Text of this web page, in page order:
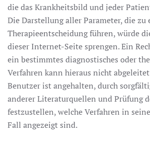
die das Krankheitsbild und jeder
Die Darstellung aller Parameter, die zu
Therapieentscheidung führen, würde
dieser Internet-Seite sprengen. Ein
ein bestimmtes diagnostisches oder
Verfahren kann hieraus nicht abgeleitet
Benutzer ist angehalten, durch
anderer Literaturquellen und Prüfung
festzustellen, welche Verfahren in
Fall angezeigt sind.